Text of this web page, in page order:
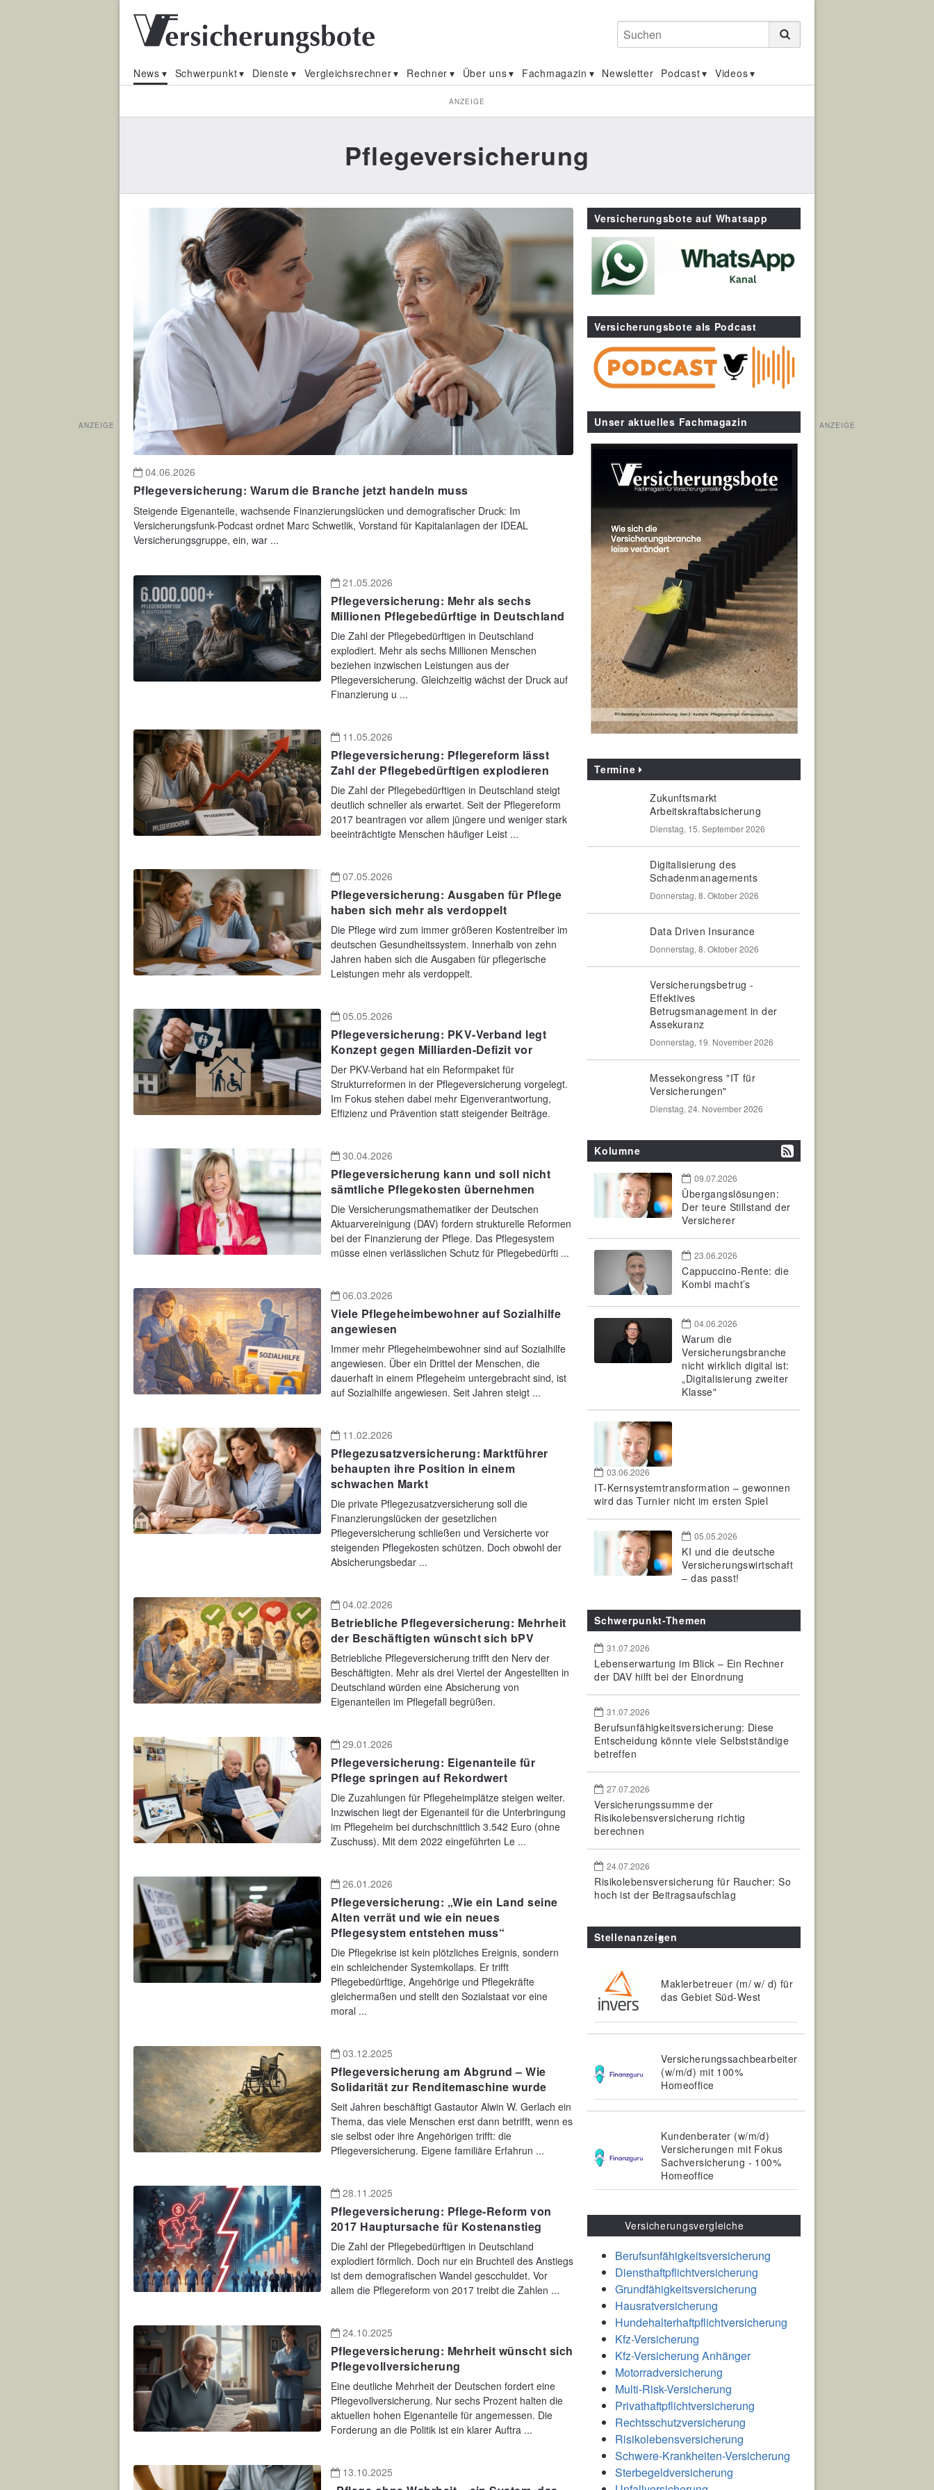
Suchen
News Schwerpunkt Dienste Vergleichsrechner Rechner Über uns Fachmagazin Newsletter Podcast Videos
ANZEIGE
Pflegeversicherung
04.06.2026
Pflegeversicherung: Warum die Branche jetzt handeln muss
Steigende Eigenanteile, wachsende Finanzierungslücken und demografischer Druck: Im
Versicherungsfunk-Podcast ordnet Marc Schwetlik, Vorstand für Kapitalanlagen der IDEAL
Versicherungsgruppe, ein, war ...
21.05.2026
Pflegeversicherung: Mehr als sechs
Millionen Pflegebedürftige in Deutschland
Die Zahl der Pflegebedürftigen in Deutschland
explodiert. Mehr als sechs Millionen Menschen
beziehen inzwischen Leistungen aus der
Pflegeversicherung. Gleichzeitig wächst der Druck auf
Finanzierung u ...
11.05.2026
Pflegeversicherung: Pflegereform lässt
Zahl der Pflegebedürftigen explodieren
Die Zahl der Pflegebedürftigen in Deutschland steigt
deutlich schneller als erwartet. Seit der Pflegereform
2017 beantragen vor allem jüngere und weniger stark
beeinträchtigte Menschen häufiger Leist ...
07.05.2026
Pflegeversicherung: Ausgaben für Pflege
haben sich mehr als verdoppelt
Die Pflege wird zum immer größeren Kostentreiber im
deutschen Gesundheitssystem. Innerhalb von zehn
Jahren haben sich die Ausgaben für pflegerische
Leistungen mehr als verdoppelt.
05.05.2026
Pflegeversicherung: PKV-Verband legt
Konzept gegen Milliarden-Defizit vor
Der PKV-Verband hat ein Reformpaket für
Strukturreformen in der Pflegeversicherung vorgelegt.
Im Fokus stehen dabei mehr Eigenverantwortung,
Effizienz und Prävention statt steigender Beiträge.
30.04.2026
Pflegeversicherung kann und soll nicht
sämtliche Pflegekosten übernehmen
Die Versicherungsmathematiker der Deutschen
Aktuarvereinigung (DAV) fordern strukturelle Reformen
bei der Finanzierung der Pflege. Das Pflegesystem
müsse einen verlässlichen Schutz für Pflegebedürfti ...
06.03.2026
Viele Pflegeheimbewohner auf Sozialhilfe
angewiesen
Immer mehr Pflegeheimbewohner sind auf Sozialhilfe
angewiesen. Über ein Drittel der Menschen, die
dauerhaft in einem Pflegeheim untergebracht sind, ist
auf Sozialhilfe angewiesen. Seit Jahren steigt ...
11.02.2026
Pflegezusatzversicherung: Marktführer
behaupten ihre Position in einem
schwachen Markt
Die private Pflegezusatzversicherung soll die
Finanzierungslücken der gesetzlichen
Pflegeversicherung schließen und Versicherte vor
steigenden Pflegekosten schützen. Doch obwohl der
Absicherungsbedar ...
04.02.2026
Betriebliche Pflegeversicherung: Mehrheit
der Beschäftigten wünscht sich bPV
Betriebliche Pflegeversicherung trifft den Nerv der
Beschäftigten. Mehr als drei Viertel der Angestellten in
Deutschland würden eine Absicherung von
Eigenanteilen im Pflegefall begrüßen.
29.01.2026
Pflegeversicherung: Eigenanteile für
Pflege springen auf Rekordwert
Die Zuzahlungen für Pflegeheimplätze steigen weiter.
Inzwischen liegt der Eigenanteil für die Unterbringung
im Pflegeheim bei durchschnittlich 3.542 Euro (ohne
Zuschuss). Mit dem 2022 eingeführten Le ...
26.01.2026
Pflegeversicherung: „Wie ein Land seine
Alten verrät und wie ein neues
Pflegesystem entstehen muss“
Die Pflegekrise ist kein plötzliches Ereignis, sondern
ein schleichender Systemkollaps. Er trifft
Pflegebedürftige, Angehörige und Pflegekräfte
gleichermaßen und stellt den Sozialstaat vor eine
moral ...
03.12.2025
Pflegeversicherung am Abgrund – Wie
Solidarität zur Renditemaschine wurde
Seit Jahren beschäftigt Gastautor Alwin W. Gerlach ein
Thema, das viele Menschen erst dann betrifft, wenn es
sie selbst oder ihre Angehörigen trifft: die
Pflegeversicherung. Eigene familiäre Erfahrun ...
28.11.2025
Pflegeversicherung: Pflege-Reform von
2017 Hauptursache für Kostenanstieg
Die Zahl der Pflegebedürftigen in Deutschland
explodiert förmlich. Doch nur ein Bruchteil des Anstiegs
ist dem demografischen Wandel gescchuldet. Vor
allem die Pflegereform von 2017 treibt die Zahlen ...
24.10.2025
Pflegeversicherung: Mehrheit wünscht sich
Pflegevollversicherung
Eine deutliche Mehrheit der Deutschen fordert eine
Pflegevollversicherung. Nur sechs Prozent halten die
aktuellen hohen Eigenanteile für angemessen. Die
Forderung an die Politik ist ein klarer Auftra ...
13.10.2025
Versicherungsbote auf Whatsapp
Versicherungsbote als Podcast
Unser aktuelles Fachmagazin
Termine
Zukunftsmarkt
Arbeitskraftabsicherung
Dienstag, 15. September 2026
Digitalisierung des
Schadenmanagements
Donnerstag, 8. Oktober 2026
Data Driven Insurance
Donnerstag, 8. Oktober 2026
Versicherungsbetrug -
Effektives
Betrugsmanagement in der
Assekuranz
Donnerstag, 19. November 2026
Messekongress "IT für
Versicherungen"
Dienstag, 24. November 2026
Kolumne
09.07.2026
Übergangslösungen:
Der teure Stillstand der
Versicherer
23.06.2026
Cappuccino-Rente: die
Kombi macht’s
04.06.2026
Warum die
Versicherungsbranche
nicht wirklich digital ist:
„Digitalisierung zweiter
Klasse"
03.06.2026
IT-Kernsystemtransformation – gewonnen
wird das Turnier nicht im ersten Spiel
05.05.2026
KI und die deutsche
Versicherungswirtschaft
– das passt!
Schwerpunkt-Themen
31.07.2026
Lebenserwartung im Blick – Ein Rechner
der DAV hilft bei der Einordnung
31.07.2026
Berufsunfähigkeitsversicherung: Diese
Entscheidung könnte viele Selbstständige
betreffen
27.07.2026
Versicherungssumme der
Risikolebensversicherung richtig
berechnen
24.07.2026
Risikolebensversicherung für Raucher: So
hoch ist der Beitragsaufschlag
Stellenanzeigen
Maklerbetreuer (m/ w/ d) für
das Gebiet Süd-West
Versicherungssachbearbeiter
(w/m/d) mit 100%
Homeoffice
Kundenberater (w/m/d)
Versicherungen mit Fokus
Sachversicherung - 100%
Homeoffice
Versicherungsvergleiche
Berufsunfähigkeitsversicherung
Diensthaftpflichtversicherung
Grundfähigkeitsversicherung
Hausratversicherung
Hundehalterhaftpflichtversicherung
Kfz-Versicherung
Kfz-Versicherung Anhänger
Motorradversicherung
Multi-Risk-Versicherung
Privathaftpflichtversicherung
Rechtsschutzversicherung
Risikolebensversicherung
Schwere-Krankheiten-Versicherung
Sterbegeldversicherung
ANZEIGE ANZEIGE